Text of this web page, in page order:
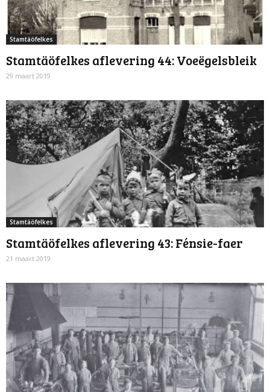
Stamtäöfelkes
Stamtäöfelkes aflevering 44: Voeëgelsbleik
29 maart 2019
Stamtäöfelkes
Stamtäöfelkes aflevering 43: Fénsie-faer
21 maart 2019